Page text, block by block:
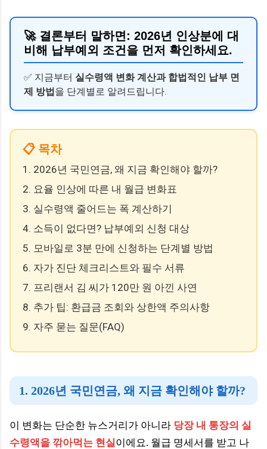
🚀 결론부터 말하면: 2026년 인상분에 대
비해 납부예외 조건을 먼저 확인하세요.
✅ 지금부터 실수령액 변화 계산과 합법적인 납부 면
제 방법 을 단계별로 알려드립니다.
📋 목차
1. 2026년 국민연금, 왜 지금 확인해야 할까?
2. 요율 인상에 따른 내 월급 변화표
3. 실수령액 줄어드는 폭 계산하기
4. 소득이 없다면? 납부예외 신청 대상
5. 모바일로 3분 만에 신청하는 단계별 방법
6. 자가 진단 체크리스트와 필수 서류
7. 프리랜서 김 씨가 120만 원 아낀 사연
8. 추가 팁: 환급금 조회와 상한액 주의사항
9. 자주 묻는 질문(FAQ)
1. 2026년 국민연금, 왜 지금 확인해야 할까?
이 변화는 단순한 뉴스거리가 아니라 당장 내 통장의 실
수령액을 깎아먹는 현실 이에요. 월급 명세서를 받고 나